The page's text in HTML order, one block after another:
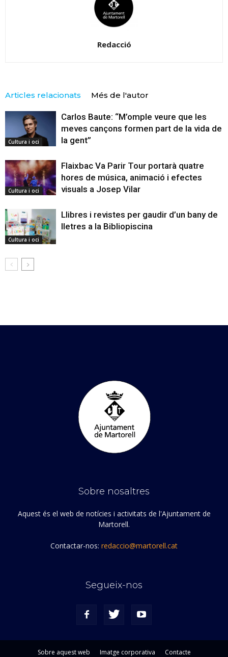
Redacció
Articles relacionats Més de l'autor
Cultura i oci
Carlos Baute: “M’omple veure que les
meves cançons formen part de la vida de
la gent”
Cultura i oci
Flaixbac Va Parir Tour portarà quatre
hores de música, animació i efectes
visuals a Josep Vilar
Cultura i oci
Llibres i revistes per gaudir d’un bany de
lletres a la Bibliopiscina
Sobre nosaltres
Aquest és el web de notícies i activitats de l'Ajuntament de
Martorell.
Contactar-nos: redaccio@martorell.cat
Segueix-nos
Sobre aquest web Imatge corporativa Contacte